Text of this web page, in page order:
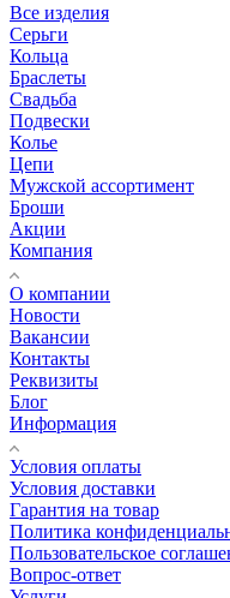
Все изделия
Серьги
Кольца
Браслеты
Свадьба
Подвески
Колье
Цепи
Мужской ассортимент
Броши
Акции
Компания
О компании
Новости
Вакансии
Контакты
Реквизиты
Блог
Информация
Условия оплаты
Условия доставки
Гарантия на товар
Политика
Пользовательское
Вопрос-ответ